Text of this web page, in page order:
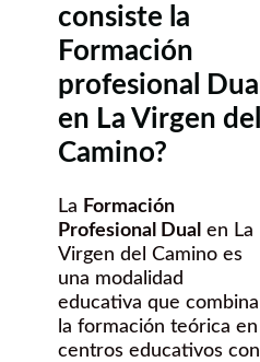
consiste la
Formación
profesional Dual
en La Virgen del
Camino?
La Formación
Profesional Dual en La
Virgen del Camino es
una modalidad
educativa que combina
la formación teórica en
centros educativos con